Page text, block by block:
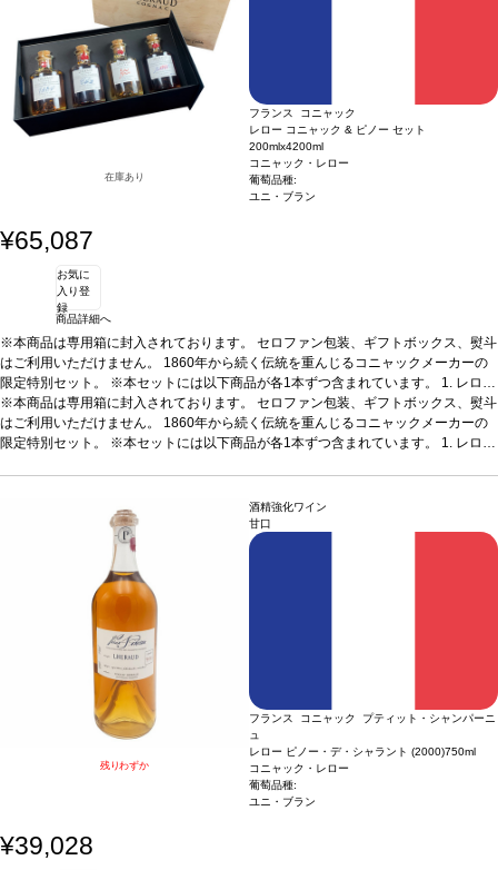
在庫あり
フランス コニャック
レロー コニャック & ピノー セット
200mlx4200ml
コニャック・レロー
葡萄品種:
ユニ・ブラン
¥65,087
お気に
入り登
録
商品詳細へ
※本商品は専用箱に封入されております。 セロファン包装、ギフトボックス、熨斗
はご利用いただけません。 1860年から続く伝統を重んじるコニャックメーカーの
限定特別セット。 ※本セットには以下商品が各1本ずつ含まれています。 1. レロー
コニャック VSOP200ml / コニャック / 辛口2. レロー コニャック キュヴェ20 200
ml / コニャック / 辛口3. レロー コニャック キュヴェ プティ・シャンパーニュ (199
3)200ml / コニャック / 辛口4. レロー ピノー・デ・シャラント 15年200ml / 酒精強
※本商品は専用箱に封入されております。 セロファン包装、ギフトボックス、熨斗
はご利用いただけません。 1860年から続く伝統を重んじるコニャックメーカーの
限定特別セット。 ※本セットには以下商品が各1本ずつ含まれています。 1. レロー
4. レロー ピノー・デ・シャラント 15年
をバラして別梱包 ・商品を別配送先へ送る ・セット内の一部商品を外す ・商品の
ギフト梱包（無料ラッピング含む）
残りわずか
酒精強化ワイン
甘口
フランス コニャック プティット・シャンパーニ
ュ
レロー ピノー・デ・シャラント (2000)750ml
コニャック・レロー
葡萄品種:
ユニ・ブラン
¥39,028